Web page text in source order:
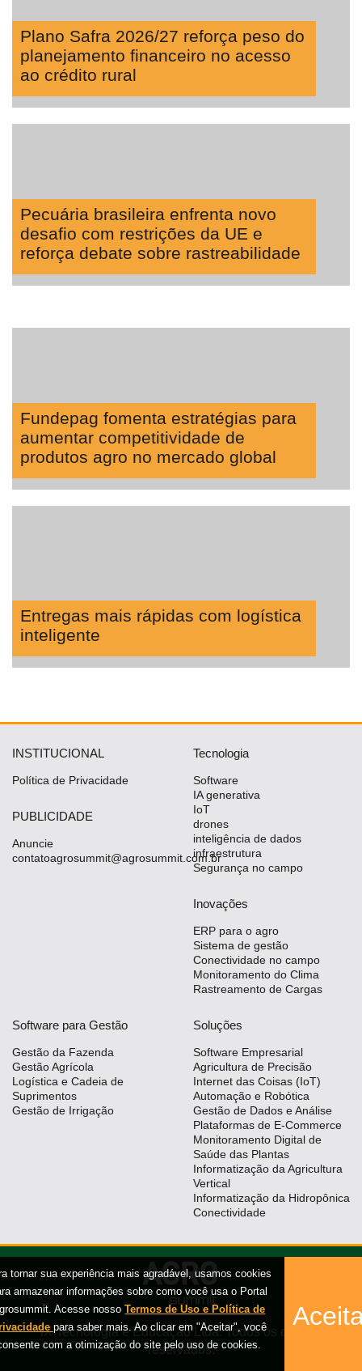
Plano Safra 2026/27 reforça peso do
planejamento financeiro no acesso
ao crédito rural
Pecuária brasileira enfrenta novo
desafio com restrições da UE e
reforça debate sobre rastreabilidade
Fundepag fomenta estratégias para
aumentar competitividade de
produtos agro no mercado global
Entregas mais rápidas com logística
inteligente
tornar sua experiência mais agradável, usamos cookies
armazenar informações sobre como você usa o Portal
Acesse nossoTermos de Uso e Política de
para saber mais. Ao clicar em "Aceitar", você
com a otimização do site pelo uso de cookies.
INSTITUCIONAL
Política de Privacidade
PUBLICIDADE
Anuncie
contatoagrosummit@agrosummit.com.br
Tecnologia
Software
IA generativa
IoT
drones
inteligência de dados
infraestrutura
Segurança no campo
Inovações
ERP para o agro
Sistema de gestão
Conectividade no campo
Monitoramento do Clima
Rastreamento de Cargas
Software para Gestão
Gestão da Fazenda
Gestão Agrícola
Logística e Cadeia de
Suprimentos
Gestão de Irrigação
Soluções
Software Empresarial
Agricultura de Precisão
Internet das Coisas (IoT)
Automação e Robótica
Gestão de Dados e Análise
Plataformas de E-Commerce
Monitoramento Digital de
Saúde das Plantas
Informatização da Agricultura
Vertical
Informatização da Hidropônica
Conectividade
iX Tecnologia e Educação Ltda. Todos os direitos
reservados.